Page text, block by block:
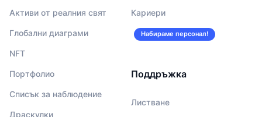
Активи от реалния свят
Глобални диаграми
NFT
Портфолио
Списък за наблюдение
Драскулки
Кариери
Набираме персонал!
Поддръжка
Листване